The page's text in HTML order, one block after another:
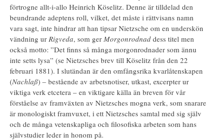
förtrogne allt-i-allo Heinrich Köselitz. Denne är tilldelad den
beundrande adeptens roll, vilket, det måste i rättvisans namn
vara sagt, inte hindrar att han tipsar Nietzsche om en underskön
vändning ur Rigveda, som ger Morgonrodnad dess titel men
också motto: ”Det finns så många morgonrodnader som ännu
inte setts lysa” (se Nietzsches brev till Köselitz från den 22
februari 1881). I slutändan är den omfångsrika kvarlåtenskapen
(Nachlaß) – bestående av arbetsnotiser, utkast, excerpter ur
viktiga verk etcetera – en viktigare källa än breven för vår
förståelse av framväxten av Nietzsches mogna verk, som snarare
är monologiskt framvuxet, i ett Nietzsches samtal med sig själv
och de många vetenskapliga och filosofiska arbeten som hans
självstudier leder in honom på.